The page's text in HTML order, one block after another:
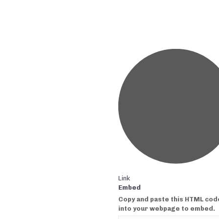
Link
Embed
Copy and paste this HTML
into your webpage to embed.